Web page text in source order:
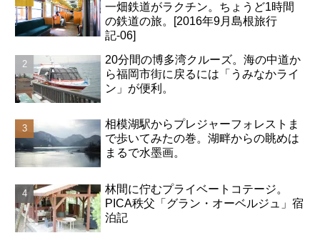
一畑鉄道がラクチン。ちょうど1時間
の鉄道の旅。[2016年9月島根旅行
記-06]
20分間の博多湾クルーズ。海の中道か
ら福岡市街に戻るには「うみなかライ
ン」が便利。
相模湖駅からプレジャーフォレストま
で歩いてみたの巻。湖畔からの眺めは
まるで水墨画。
林間に佇むプライベートコテージ。
PICA秩父「グラン・オーベルジュ」宿
泊記